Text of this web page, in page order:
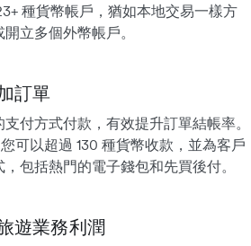
種貨幣帳戶，猶如本地交易一樣方
立多個外幣帳戶。
訂單
付方式付款，有效提升訂單結帳率。
可以超過 130 種貨幣收款，並為客戶
包括熱門的電子錢包和先買後付。
遊業務利潤